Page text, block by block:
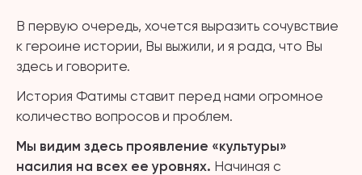
В первую очередь, хочется выразить сочувствие
к героине истории, Вы выжили, и я рада, что Вы
здесь и говорите.
История Фатимы ставит перед нами огромное
количество вопросов и проблем.
Мы видим здесь проявление «культуры»
насилия на всех ее уровнях. Начиная с